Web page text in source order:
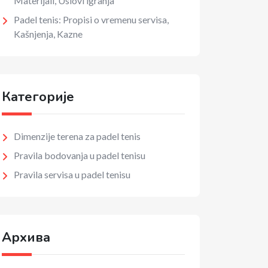
Padel tenis: Propisi o vremenu servisa,
Kašnjenja, Kazne
Категорије
Dimenzije terena za padel tenis
Pravila bodovanja u padel tenisu
Pravila servisa u padel tenisu
Архива